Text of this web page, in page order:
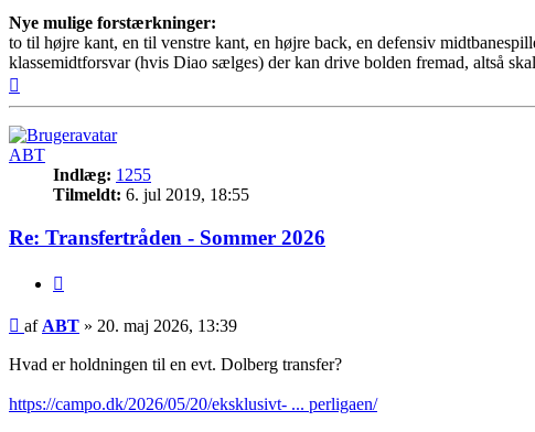
Nye mulige forstærkninger:
to til højre kant, en til venstre kant, en højre back, en defensiv
klassemidtforsvar (hvis Diao sælges) der kan drive bolden fremad, altså
ABT
Indlæg: 1255
Tilmeldt: 6. jul 2019, 18:55
Re: Transfertråden - Sommer 2026
Indlæg
af ABT » 20. maj 2026, 13:39
Hvad er holdningen til en evt. Dolberg transfer?
https://campo.dk/2026/05/20/eksklusivt- ... perligaen/